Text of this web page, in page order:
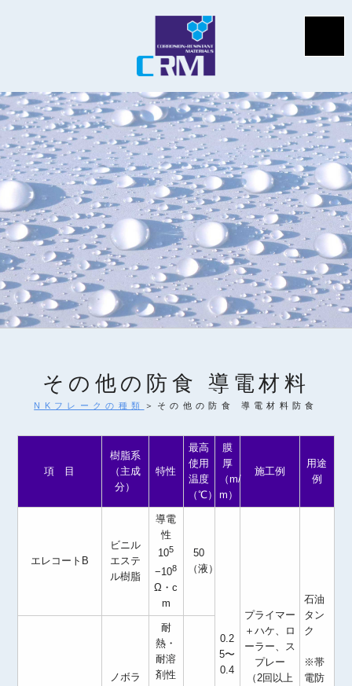
その他の防食 導電材料
NKフレークの種類 ＞その他の防食 導電材料防食
項 目
樹脂系
（主成
分）
特性
最高
使用
温度
（℃）
膜
厚
（m/
m）
施工例
用途
例
エレコートB
ビニル
エステ
ル樹脂
導電
性
105
−108
Ω・c
m
50
（液）
0.2
5〜
0.4
プライマー
＋ハケ、ロ
ーラー、ス
プレー
（2回以上
石油
タン
ク
※帯
電防
ノボラ
耐
熱・
耐溶
剤性